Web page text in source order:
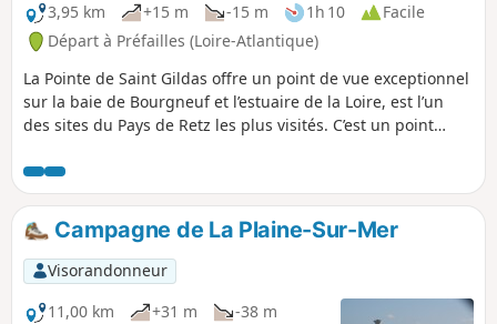
3,95 km
+15 m -15 m 1h 10
Facile
Départ à Préfailles (Loire-Atlantique)
La Pointe de Saint Gildas offre un point de vue exceptionnel
sur la baie de Bourgneuf et l’estuaire de la Loire, est l’un
des sites du Pays de Retz les plus visités. C’est un point
seconde guerre mondiale, participaient à la défense de la
base sous-marine de Saint-Nazaire.
Campagne de La Plaine-Sur-Mer
Visorandonneur
11,00 km
+31 m
-38 m